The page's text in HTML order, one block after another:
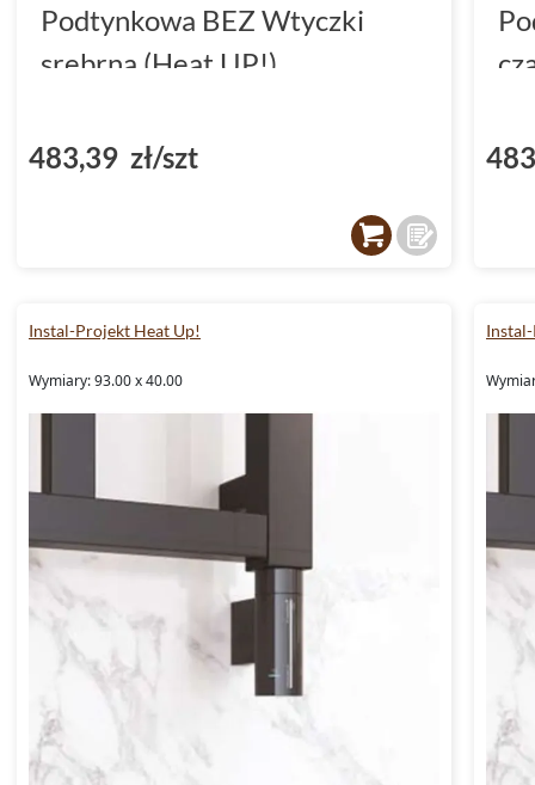
Podtynkowa BEZ Wtyczki
srebrna (Heat UP!)
483,39 zł/szt
Instal-Projekt Heat Up!
Wymiary: 93.00 x 40.00